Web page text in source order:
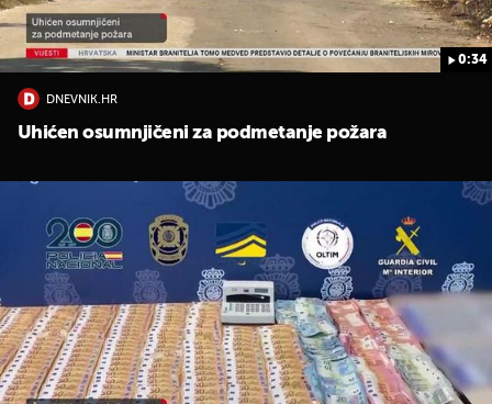
0:34
DNEVNIK.HR
Uhićen osumnjičeni za podmetanje požara